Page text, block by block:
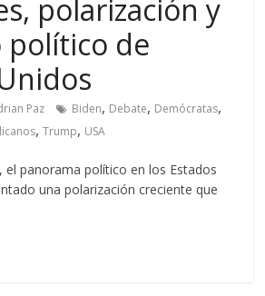
polarización y
de
Paz Biden, Debate, Demócratas,
,Trump, USA
el panorama político en los Estados
una polarización creciente que